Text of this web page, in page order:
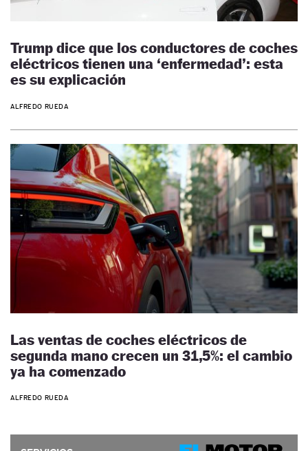
Trump dice que los conductores de coches
eléctricos tienen una ‘enfermedad’: esta
es su explicación
ALFREDO RUEDA
Las ventas de coches eléctricos de
segunda mano crecen un 31,5%: el cambio
ya ha comenzado
ALFREDO RUEDA